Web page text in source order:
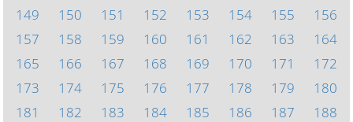
149
150 151 152 153 154 155
156
157
158 159 160 161 162 163
164
165
166 167 168 169 170 171
172
173
174 175 176 177 178 179
180
181
182 183 184 185 186 187
188